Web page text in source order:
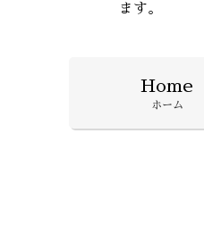
ます。
Home
ホーム